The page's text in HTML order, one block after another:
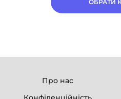
ОБРАТИ
Про нас